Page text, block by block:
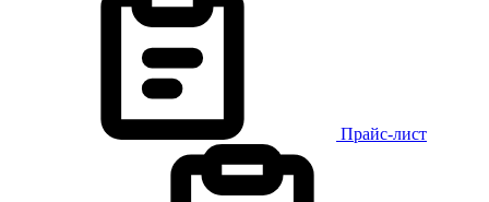
Прайс-лист